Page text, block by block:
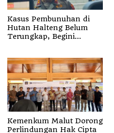
Kasus Pembunuhan di
Hutan Halteng Belum
Terungkap, Begini
Kemenkum Malut Dorong
Perlindungan Hak Cipta